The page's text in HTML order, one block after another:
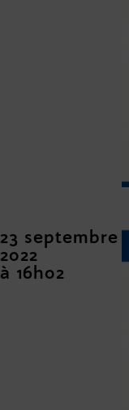
23 septembre
2022
à 16h02